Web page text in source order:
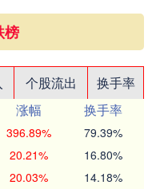
榜
个股流出
换手率
涨幅
换手率
396.89% 79.39%
20.21% 16.80%
20.03% 14.18%